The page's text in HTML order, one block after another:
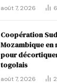
août 7, 2026 6
Coopération
Mozambique en
pour
togolais
août 7, 2026